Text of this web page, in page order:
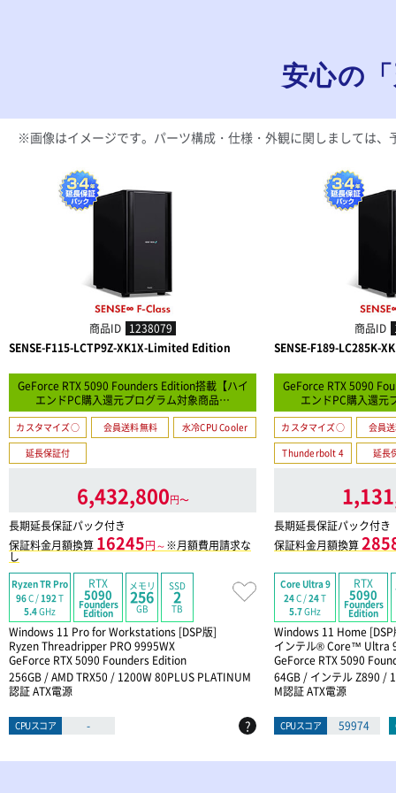
安心の
※画像はイメージです。パーツ構成・仕様・外観に関しましては、
商品ID 1238079
SENSE-F115-LCTP9Z-XK1X-Limited Edition
GeForce RTX 5090 Founders Edition搭載【ハイ
エンドPC購入還元プログラム対象商品…
カスタマイズ○ 会員送料無料
水冷CPU Cooler
延長保証付
6,432,800円〜
長期延長保証パック付き
保証料金月額換算 16245円～※月額費用請求な
し
Ryzen TR Pro
96C / 192 T
5.4GHz
RTX
5090
Founders
Edition
メモリ
256
GB
SSD
2
TB
Windows 11 Pro for Workstations [DSP版]
Ryzen Threadripper PRO 9995WX
GeForce RTX 5090 Founders Edition
256GB / AMD TRX50 / 1200W 80PLUS PLATINUM
認証 ATX電源
CPUスコア - ?
商品ID
SENSE-F189-LC285K-
GeForce RTX 5090
エンドPC購入還
カスタマイズ○
会員
Thunderbolt 4
延長
長期延長保証パック付き
保証料金月額換算
Core Ultra 9
24C /24T
5.7GHz
RTX
5090
Founders
Edition
Windows 11 Home
インテル® Core™ Ultra
GeForce RTX 5090
64GB / インテル Z890 /
M認証 ATX電源
CPUスコア 59974